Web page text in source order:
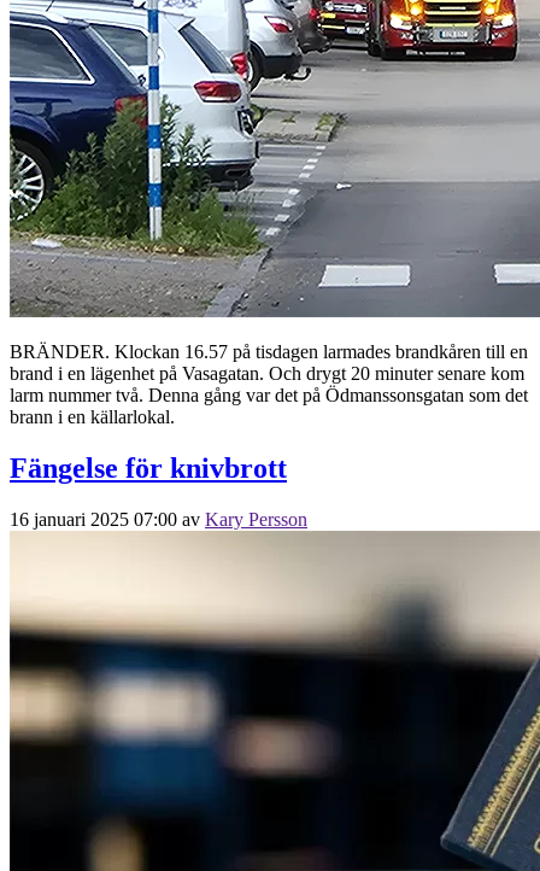
BRÄNDER. Klockan 16.57 på tisdagen larmades brandkåren till en
brand i en lägenhet på Vasagatan. Och drygt 20 minuter senare kom
larm nummer två. Denna gång var det på Ödmanssonsgatan som det
brann i en källarlokal.
Fängelse för knivbrott
16 januari 2025 07:00 av Kary Persson